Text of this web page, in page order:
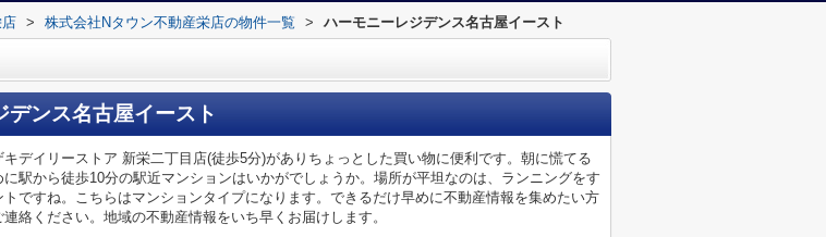
> 株式会社Nタウン不動産栄店の物件一覧 > ハーモニーレジデンス名古屋イースト
デンス名古屋イースト
デイリーストア 新栄二丁目店(徒歩5分)がありちょっとした買い物に便利です。朝に慌てる
駅から徒歩10分の駅近マンションはいかがでしょうか。場所が平坦なのは、ランニングをす
ですね。こちらはマンションタイプになります。できるだけ早めに不動産情報を集めたい方
絡ください。地域の不動産情報をいち早くお届けします。